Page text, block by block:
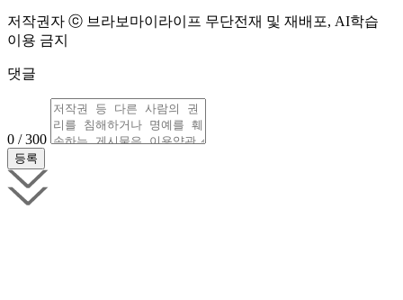
저작권자 ⓒ 브라보마이라이프 무단전재 및 재배포, AI학습
이용 금지
댓글
0 / 300